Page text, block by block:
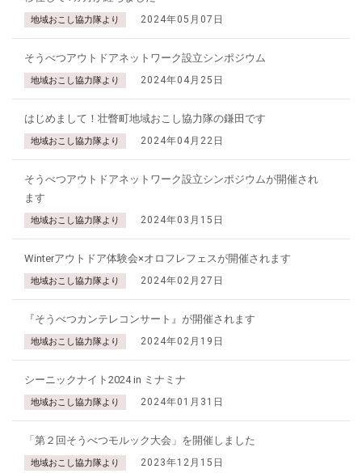
地域おこし協力隊より 2024年05月07日
そうべつアウトドアネットワーク設立シンポジウム
地域おこし協力隊より 2024年04月25日
はじめまして！壮瞥町地域おこし協力隊の鎌田です
地域おこし協力隊より 2024年04月22日
そうべつアウトドアネットワーク設立シンポジウムが開催され
ます
地域おこし協力隊より 2024年03月15日
Winterアウトドア体験会×オロフレフェスが開催されます
地域おこし協力隊より 2024年02月27日
『そうべつカンテレコンサート』が開催されます
地域おこし協力隊より 2024年02月19日
シーニックナイト2024 in ミナミナ
地域おこし協力隊より 2024年01月31日
「第２回そうべつモルック大会」を開催しました
地域おこし協力隊より 2023年12月15日